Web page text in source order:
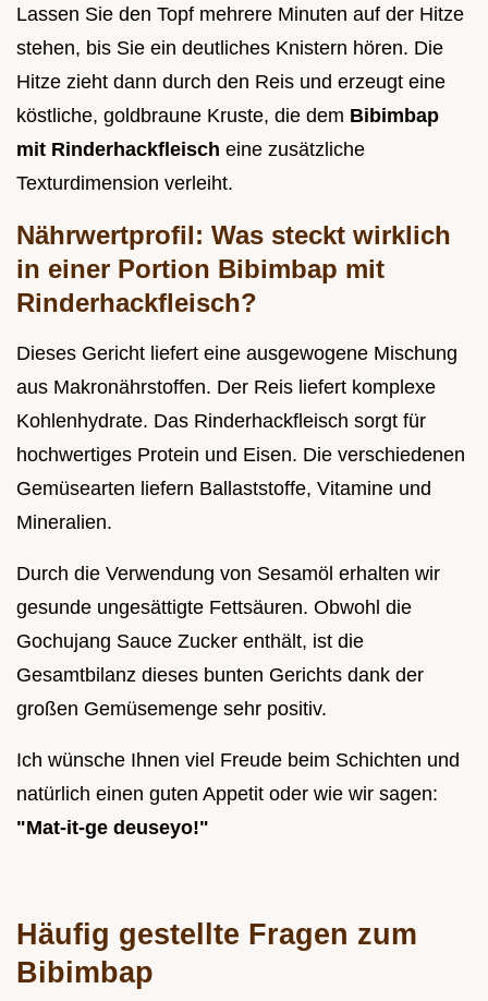
Lassen Sie den Topf mehrere Minuten auf der Hitze
stehen, bis Sie ein deutliches Knistern hören. Die
Hitze zieht dann durch den Reis und erzeugt eine
köstliche, goldbraune Kruste, die dem Bibimbap
mit Rinderhackfleisch eine zusätzliche
Texturdimension verleiht.
Nährwertprofil: Was steckt wirklich
in einer Portion Bibimbap mit
Rinderhackfleisch?
Dieses Gericht liefert eine ausgewogene Mischung
aus Makronährstoffen. Der Reis liefert komplexe
Kohlenhydrate. Das Rinderhackfleisch sorgt für
hochwertiges Protein und Eisen. Die verschiedenen
Gemüsearten liefern Ballaststoffe, Vitamine und
Mineralien.
Durch die Verwendung von Sesamöl erhalten wir
gesunde ungesättigte Fettsäuren. Obwohl die
Gochujang Sauce Zucker enthält, ist die
Gesamtbilanz dieses bunten Gerichts dank der
großen Gemüsemenge sehr positiv.
Ich wünsche Ihnen viel Freude beim Schichten und
natürlich einen guten Appetit oder wie wir sagen:
"Mat-it-ge deuseyo!"
Häufig gestellte Fragen zum
Bibimbap